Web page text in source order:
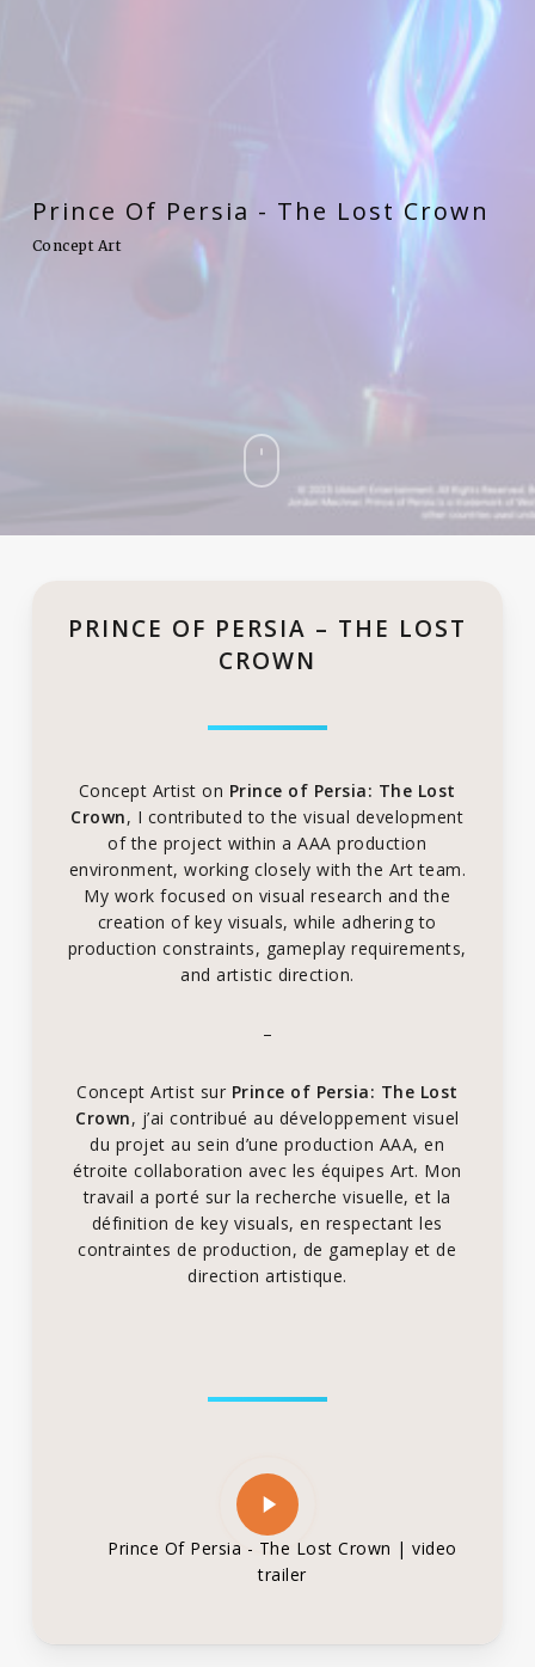
Prince Of Persia - The Lost Crown
Concept Art
PRINCE OF PERSIA – THE LOST
CROWN
Concept Artist on Prince of Persia: The Lost
Crown, I contributed to the visual development
of the project within a AAA production
environment, working closely with the Art team.
My work focused on visual research and the
creation of key visuals, while adhering to
production constraints, gameplay requirements,
and artistic direction.
–
Concept Artist sur Prince of Persia: The Lost
Crown, j’ai contribué au développement visuel
du projet au sein d’une production AAA, en
étroite collaboration avec les équipes Art. Mon
travail a porté sur la recherche visuelle, et la
définition de key visuals, en respectant les
contraintes de production, de gameplay et de
direction artistique.
Play
Video
Prince Of Persia - The Lost Crown | video
trailer